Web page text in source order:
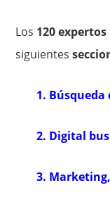
Los 120 expertos
siguientes
1.
2. Digital
3.